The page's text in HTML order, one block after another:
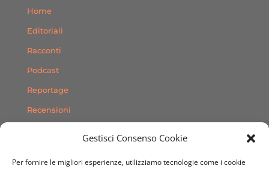
Gestisci Consenso Cookie
Per fornire le migliori esperienze, utilizziamo tecnologie come i cookie
Home
Editoriali
Racconti
Podcast
Reportage
Recensioni